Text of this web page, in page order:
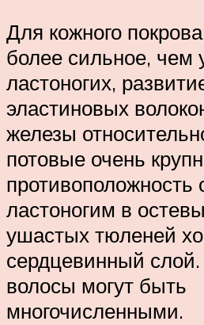
Для кожного
более сильное, чем
ластоногих,
эластиновых
железы
потовые очень
противоположность
ластоногим в
ушастых тюленей
сердцевинный
волосы могут быть
многочисленными.